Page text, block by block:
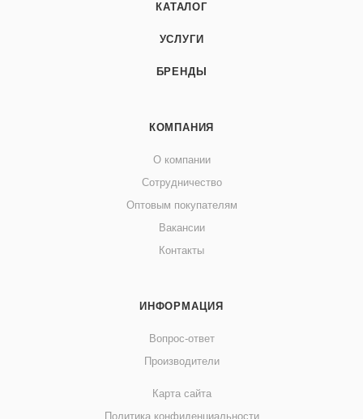
КАТАЛОГ
УСЛУГИ
БРЕНДЫ
КОМПАНИЯ
О компании
Сотрудничество
Оптовым покупателям
Вакансии
Контакты
ИНФОРМАЦИЯ
Вопрос-ответ
Производители
Карта сайта
Политика конфиденциальности